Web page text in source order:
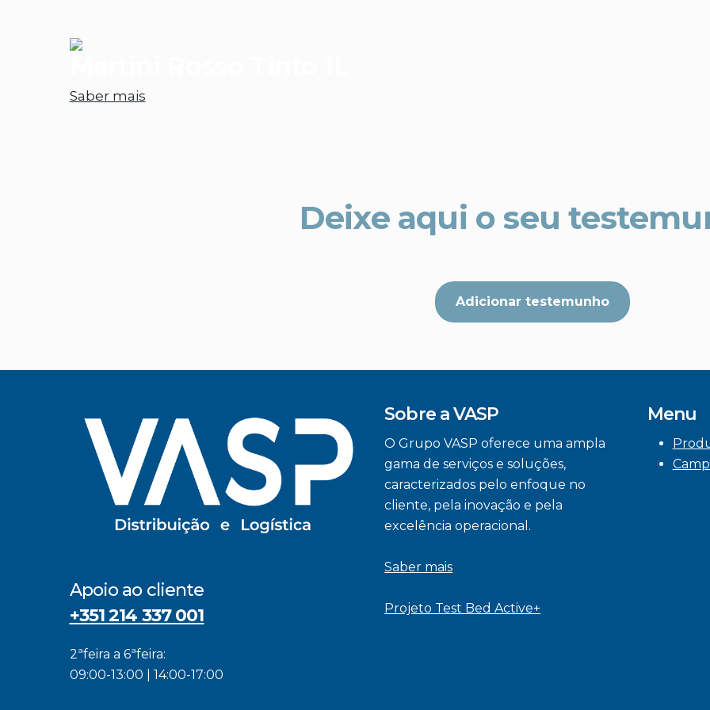
Saber mais
Deixe aqui o seu
Adicionar testemunho
Apoio ao cliente
+351 214 337 001
2ªfeira a 6ªfeira:
09:00-13:00 | 14:00-17:00
Sobre a VASP
O Grupo VASP oferece uma ampla
gama de serviços e soluções,
caracterizados pelo enfoque no
cliente, pela inovação e pela
excelência operacional.
Saber mais
Projeto Test Bed Active+
Menu